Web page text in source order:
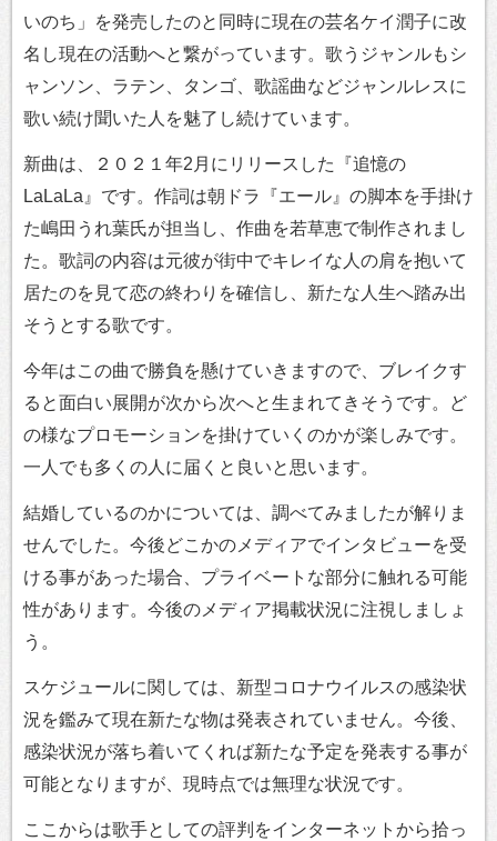
いのち」を発売したのと同時に現在の芸名ケイ潤子に改
名し現在の活動へと繋がっています。歌うジャンルもシ
ャンソン、ラテン、タンゴ、歌謡曲などジャンルレスに
歌い続け聞いた人を魅了し続けています。
新曲は、２０２１年2月にリリースした『追憶の
LaLaLa』です。作詞は朝ドラ『エール』の脚本を手掛け
た嶋田うれ葉氏が担当し、作曲を若草恵で制作されまし
た。歌詞の内容は元彼が街中でキレイな人の肩を抱いて
居たのを見て恋の終わりを確信し、新たな人生へ踏み出
そうとする歌です。
今年はこの曲で勝負を懸けていきますので、ブレイクす
ると面白い展開が次から次へと生まれてきそうです。ど
の様なプロモーションを掛けていくのかが楽しみです。
一人でも多くの人に届くと良いと思います。
結婚しているのかについては、調べてみましたが解りま
せんでした。今後どこかのメディアでインタビューを受
ける事があった場合、プライベートな部分に触れる可能
性があります。今後のメディア掲載状況に注視しましょ
う。
スケジュールに関しては、新型コロナウイルスの感染状
況を鑑みて現在新たな物は発表されていません。今後、
感染状況が落ち着いてくれば新たな予定を発表する事が
可能となりますが、現時点では無理な状況です。
ここからは歌手としての評判をインターネットから拾っ